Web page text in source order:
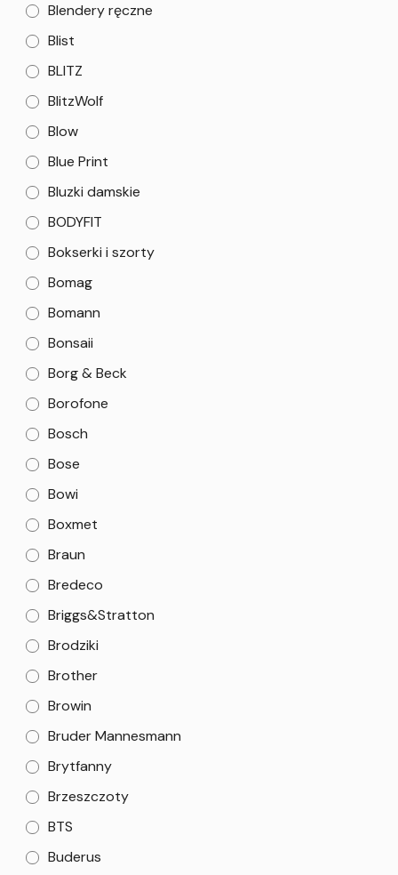
Blendery ręczne
Blist
BLITZ
BlitzWolf
Blow
Blue Print
Bluzki damskie
BODYFIT
Bokserki i szorty
Bomag
Bomann
Bonsaii
Borg & Beck
Borofone
Bosch
Bose
Bowi
Boxmet
Braun
Bredeco
Briggs&Stratton
Brodziki
Brother
Browin
Bruder Mannesmann
Brytfanny
Brzeszczoty
BTS
Buderus